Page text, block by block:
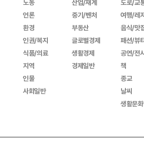
노동
언론
환경
인권/복지
식품/의료
지역
인물
사회일반
산업/재계
중기/벤처
부동산
글로벌경제
생활경제
경제일반
도로/교
여행/레
음식/맛
패션/뷰
공연/전
책
종교
날씨
생활문